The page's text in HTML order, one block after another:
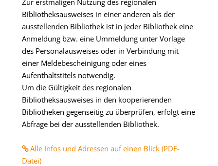
Bibliotheksausweises in einer anderen als der
ausstellenden Bibliothek ist in jeder Bibliothek eine
Anmeldung bzw. eine Ummeldung unter Vorlage
des Personalausweises oder in Verbindung mit
einer Meldebescheinigung oder eines
Aufenthaltstitels notwendig.
Um die Gültigkeit des regionalen
Bibliotheksausweises in den kooperierenden
Bibliotheken gegenseitig zu überprüfen, erfolgt eine
Abfrage bei der ausstellenden Bibliothek.
Alle Infos und Adressen auf einen Blick (PDF-
Datei)